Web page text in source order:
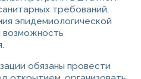
требований,
эпидемиологической
возможность
обязаны провести